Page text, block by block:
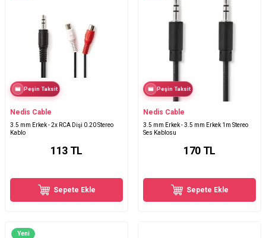
Peşin Taksit
Nedis Cable
3.5 mm Erkek - 2x RCA Dişi 0.20 Stereo
Kablo
113 TL
Sepete Ekle
Peşin Taksit
Nedis Cable
3.5 mm Erkek - 3.5 mm Erkek 1m Stereo
Ses Kablosu
170 TL
Sepete Ekle
Yeni